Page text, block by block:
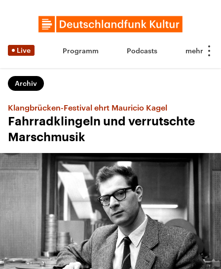
Live Programm Podcasts
Archiv
Klangbrücken-Festival ehrt Mauricio Kagel
Fahrradklingeln und verrutschte
Marschmusik